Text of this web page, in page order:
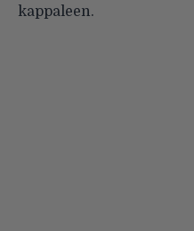
kappaleen.